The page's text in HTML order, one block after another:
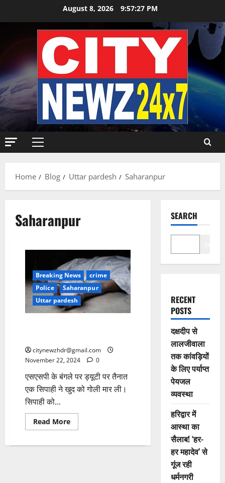
August 8, 2026 9:57:28 PM
Primary
Home
Blog Uttar pardesh Saharanpur
Saharanpur
Breaking News
crime
Police
Saharanpur
Uttar pardesh
citynewzhdr@gmail.com
November 22, 2024
0
एसएसपी के बंगले पर ड्यूटी पर तैनात
एक सिपाही ने खुद को गोली मार ली।
सिपाही को...
Read MoreRead
more
के
SEARCH
RECENT
POSTS
दक्षदीप से
लालजीवाला
तक कांवड़ियों
के लिए पर्याप्त
पेयजल
व्यवस्था
हरिद्वार में
आस्था का
सैलाब! ‘हर-
हर महादेव’ से
गूंज रही
धर्मनगरी